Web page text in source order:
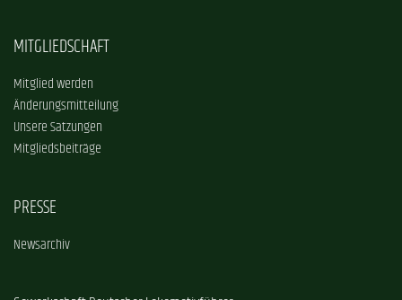
MITGLIEDSCHAFT
Mitglied werden
Änderungsmitteilung
Unsere Satzungen
Mitgliedsbeiträge
PRESSE
Newsarchiv